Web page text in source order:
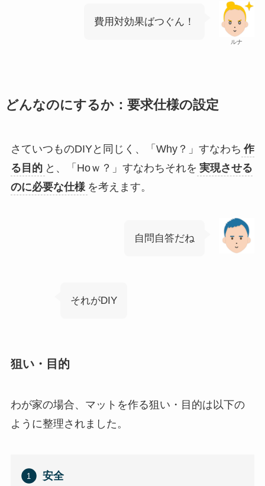
ルナ
費用対効果ばつぐん！
どんなのにするか：要求仕様の設定
さていつものDIYと同じく、「Why？」すなわち 作
る目的 と、「Hoｗ？」すなわちそれを 実現させる
のに必要な仕様 を考えます。
自問自答だね
それがDIY
狙い・目的
わが家の場合、マットを作る狙い・目的は以下の
ように整理されました。
安全